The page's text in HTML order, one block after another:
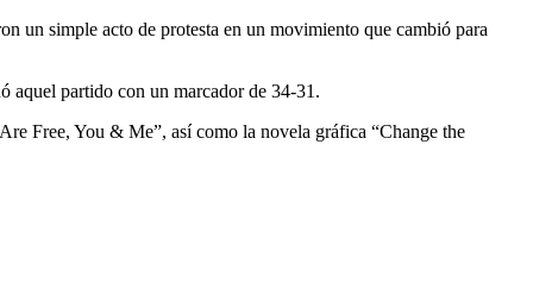
un simple acto de protesta en un movimiento que cambió para
aquel partido con un marcador de 34-31.
Free, You & Me”, así como la novela gráfica “Change the